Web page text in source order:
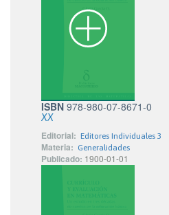
ISBN 978-980-07-8671-0
XX
Editorial: Editores Individuales 3
Materia: Generalidades
Publicado: 1900-01-01